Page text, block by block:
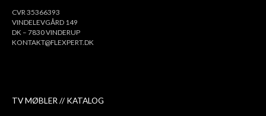
CVR 35366393
VINDELEVGÅRD 149
DK – 7830 VINDERUP
KONTAKT@FLEXPERT.DK
TV MØBLER // KATALOG